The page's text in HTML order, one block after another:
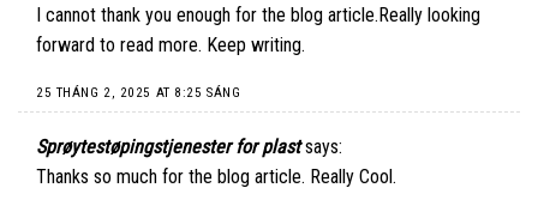
I cannot thank you enough for the blog article.Really looking
forward to read more. Keep writing.
25 THÁNG 2, 2025 AT 8:25 SÁNG
Sprøytestøpingstjenester for plast says:
Thanks so much for the blog article. Really Cool.